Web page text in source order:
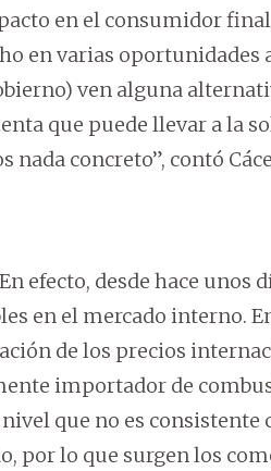
en el consumidor
en varias oportunidades
ven alguna
que puede llevar a la
nada concreto”, contó
efecto, desde hace unos
en el mercado interno.
de los precios
importador de
que no es consistente
por lo que surgen los